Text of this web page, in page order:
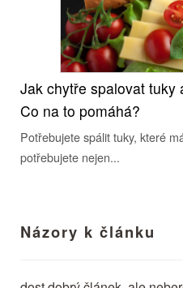
Jak chytře spalovat tuky
Co na to pomáhá?
Potřebujete spálit tuky, které
potřebujete nejen...
Názory k článku